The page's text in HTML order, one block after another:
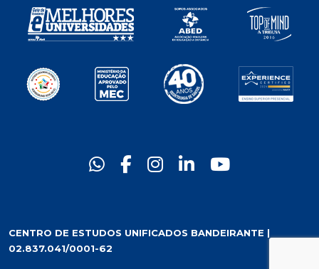
CENTRO DE ESTUDOS UNIFICADOS BANDEIRANTE |
02.837.041/0001-62